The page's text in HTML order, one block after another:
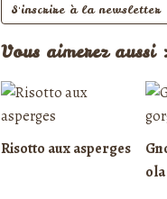
S'inscrire à la newsletter
Vous aimerez aussi
Risotto aux asperges
ola